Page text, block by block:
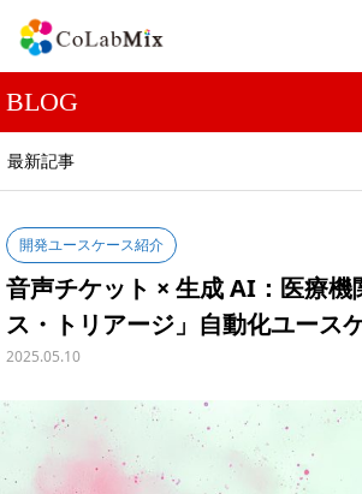
BLOG
最新記事
開発ユースケース紹介
音声チケット × 生成 AI：医療機
ス・トリアージ」自動化ユース
2025.05.10